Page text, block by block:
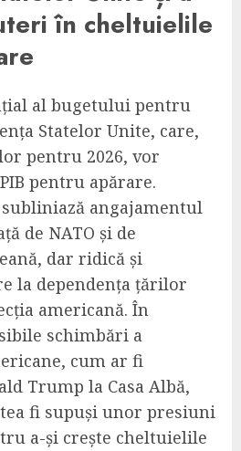
în cheltuielile
al bugetului pentru
Statelor Unite, care,
pentru 2026, vor
pentru apărare.
angajamentul
de NATO și de
dar ridică și
la dependența țărilor
americană. În
schimbări a
cum ar fi
Trump la Casa Albă,
fi supuși unor presiuni
a-și crește cheltuielile